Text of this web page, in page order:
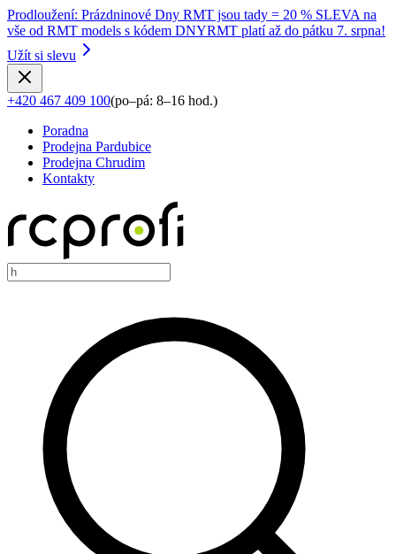
Prodloužení: Prázdninové Dny RMT jsou tady = 20 % SLEVA na
vše od RMT models s kódem DNYRMT platí až do pátku 7. srpna!
Užít si slevu
+420 467 409 100(po–pá: 8–16 hod.)
Poradna
Prodejna Pardubice
Prodejna Chrudim
Kontakty